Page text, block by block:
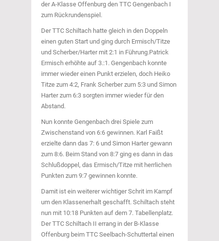
der A-Klasse Offenburg den TTC Gengenbach I
zum Rückrundenspiel.
Der TTC Schiltach hatte gleich in den Doppeln
einen guten Start und ging durch Ermisch/Titze
und Scherber/Harter mit 2:1 in Führung.Patrick
Ermisch erhöhte auf 3.:1. Gengenbach konnte
immer wieder einen Punkt erzielen, doch Heiko
Titze zum 4:2, Frank Scherber zum 5:3 und Simon
Harter zum 6:3 sorgten immer wieder für den
Abstand.
Nun konnte Gengenbach drei Spiele zum
Zwischenstand von 6:6 gewinnen. Karl Faißt
erzielte dann das 7: 6 und Simon Harter gewann
zum 8:6. Beim Stand von 8:7 ging es dann in das
Schlußdoppel, das Ermisch/Titze mit herrlichen
Punkten zum 9:7 gewinnen konnte.
Damit ist ein weiterer wichtiger Schrit im Kampf
um den Klassenerhalt geschafft. Schiltach steht
nun mit 10:18 Punkten auf dem 7. Tabellenplatz.
Der TTC Schiltach II errang in der B-Klasse
Offenburg beim TTC Seelbach-Schuttertal einen